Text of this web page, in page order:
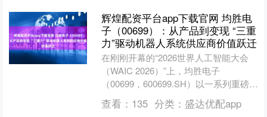
辉煌配资平台app下载官网 均胜电
子（00699）：从产品到变现 “三重
力”驱动机器人系统供应商价值跃迁
在刚刚开幕的“2026世界人工智能大会
（WAIC 2026）”上，均胜电子
（00699，600699.SH）以一系列重磅发
布成为市场关注的焦点。灵巧手、固液
混合....
查看： 135 分类： 盛达优配app